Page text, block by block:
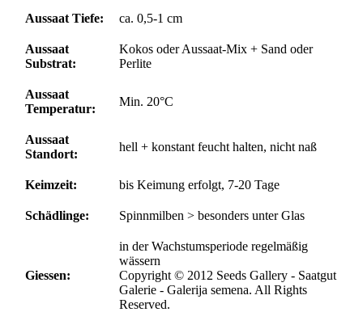
Aussaat Tiefe: ca. 0,5-1 cm
Aussaat
Substrat:
Kokos oder Aussaat-Mix + Sand oder
Perlite
Aussaat
Temperatur:
Min. 20°C
Aussaat
Standort:
hell + konstant feucht halten, nicht naß
Keimzeit: bis Keimung erfolgt, 7-20 Tage
Schädlinge: Spinnmilben > besonders unter Glas
Giessen:
in der Wachstumsperiode regelmäßig
wässern
Copyright © 2012 Seeds Gallery - Saatgut
Galerie - Galerija semena. All Rights
Reserved.